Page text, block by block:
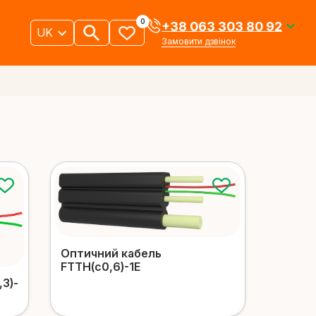
в
Внутрішньо
об'єктовий
Детальніше
UK
0 +38 063 303 80 92
Замовити дзвінок
Оптичний кабель
FTTH(c0,6)-1E